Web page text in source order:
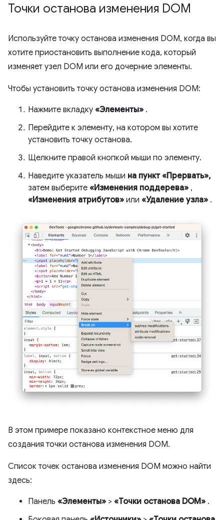
Точки останова изменения DOM
Используйте точку останова изменения DOM, когда вы
хотите приостановить выполнение кода, который
изменяет узел DOM или его дочерние элементы.
Чтобы установить точку останова изменения DOM:
Нажмите вкладку «Элементы» .
Перейдите к элементу, на котором вы хотите
установить точку останова.
Щелкните правой кнопкой мыши по элементу.
Наведите указатель мыши на пункт «Прервать»,
затем выберите «Изменения поддерева» ,
«Изменения атрибутов» или «Удаление узла» .
В этом примере показано контекстное меню для
создания точки останова изменения DOM.
Список точек останова изменения DOM можно найти
здесь:
Панель «Элементы» > «Точки останова DOM» .